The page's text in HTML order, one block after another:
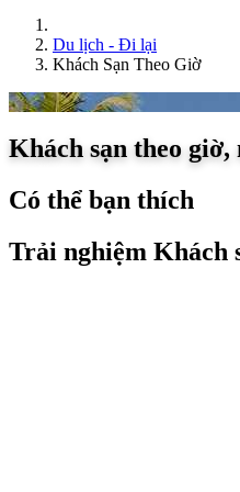
Du lịch - Đi lại
Khách Sạn Theo Giờ
Khách sạn theo giờ,
Có thể bạn thích
Trải nghiệm Khách